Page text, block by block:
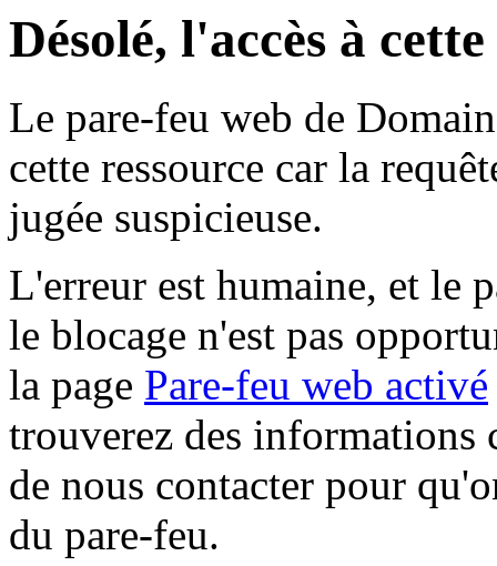
Désolé, l'accès à
Le pare-feu web de
cette ressource car la
jugée suspicieuse.
L'erreur est humaine, et le
le blocage n'est pas
la page Pare-feu web activé
trouverez des informations
de nous contacter pour
du pare-feu.